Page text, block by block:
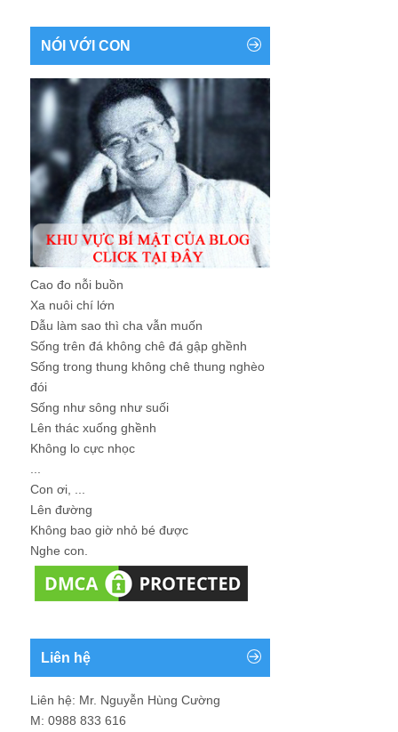
NÓI VỚI CON
Cao đo nỗi buồn
Xa nuôi chí lớn
Dẫu làm sao thì cha vẫn muốn
Sống trên đá không chê đá gập ghềnh
Sống trong thung không chê thung nghèo
đói
Sống như sông như suối
Lên thác xuống ghềnh
Không lo cực nhọc
Con ơi, ...
Lên đường
Không bao giờ nhỏ bé được
Nghe con.
Liên hệ
Liên hệ: Mr. Nguyễn Hùng Cường
M: 0988 833 616